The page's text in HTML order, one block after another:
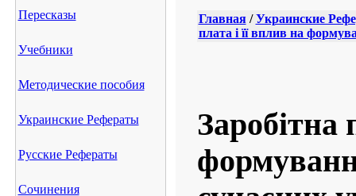
Пересказы
Учебники
Методические пособия
Украинские Рефераты
Русские Рефераты
Сочинения
Главная/Украинские
плата і її вплив на
Заробітна